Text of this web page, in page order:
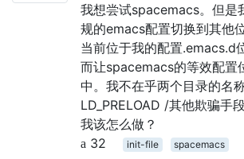
我想尝试spacemacs。但是
规的emacs配置切换到其他
当前位于我的配置.emacs.d
而让spacemacs的等效配置
中。我不在乎两个目录的名
LD_PRELOAD /其他欺骗手
我该怎么做？
32
init-file spacemacs